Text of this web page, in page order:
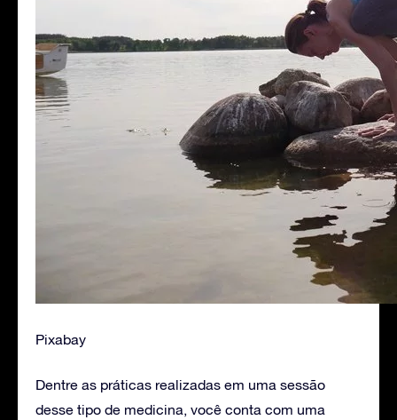
Pixabay
Dentre as práticas realizadas em uma sessão
desse tipo de medicina, você conta com uma